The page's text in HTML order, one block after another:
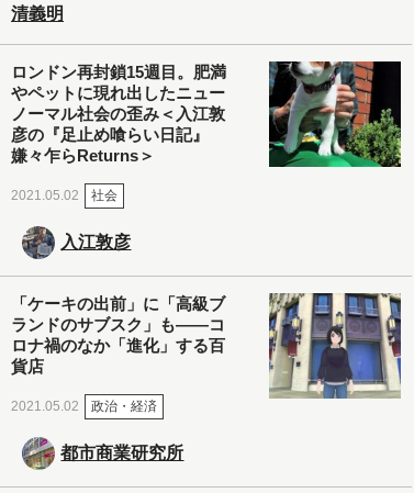
清義明
ロンドン再封鎖15週目。肥満
やペットに現れ出したニュー
ノーマル社会の歪み＜入江敦
彦の『足止め喰らい日記』
嫌々乍らReturns＞
2021.05.02 社会
入江敦彦
「ケーキの出前」に「高級ブ
ランドのサブスク」も――コ
ロナ禍のなか「進化」する百
貨店
2021.05.02 政治・経済
都市商業研究所